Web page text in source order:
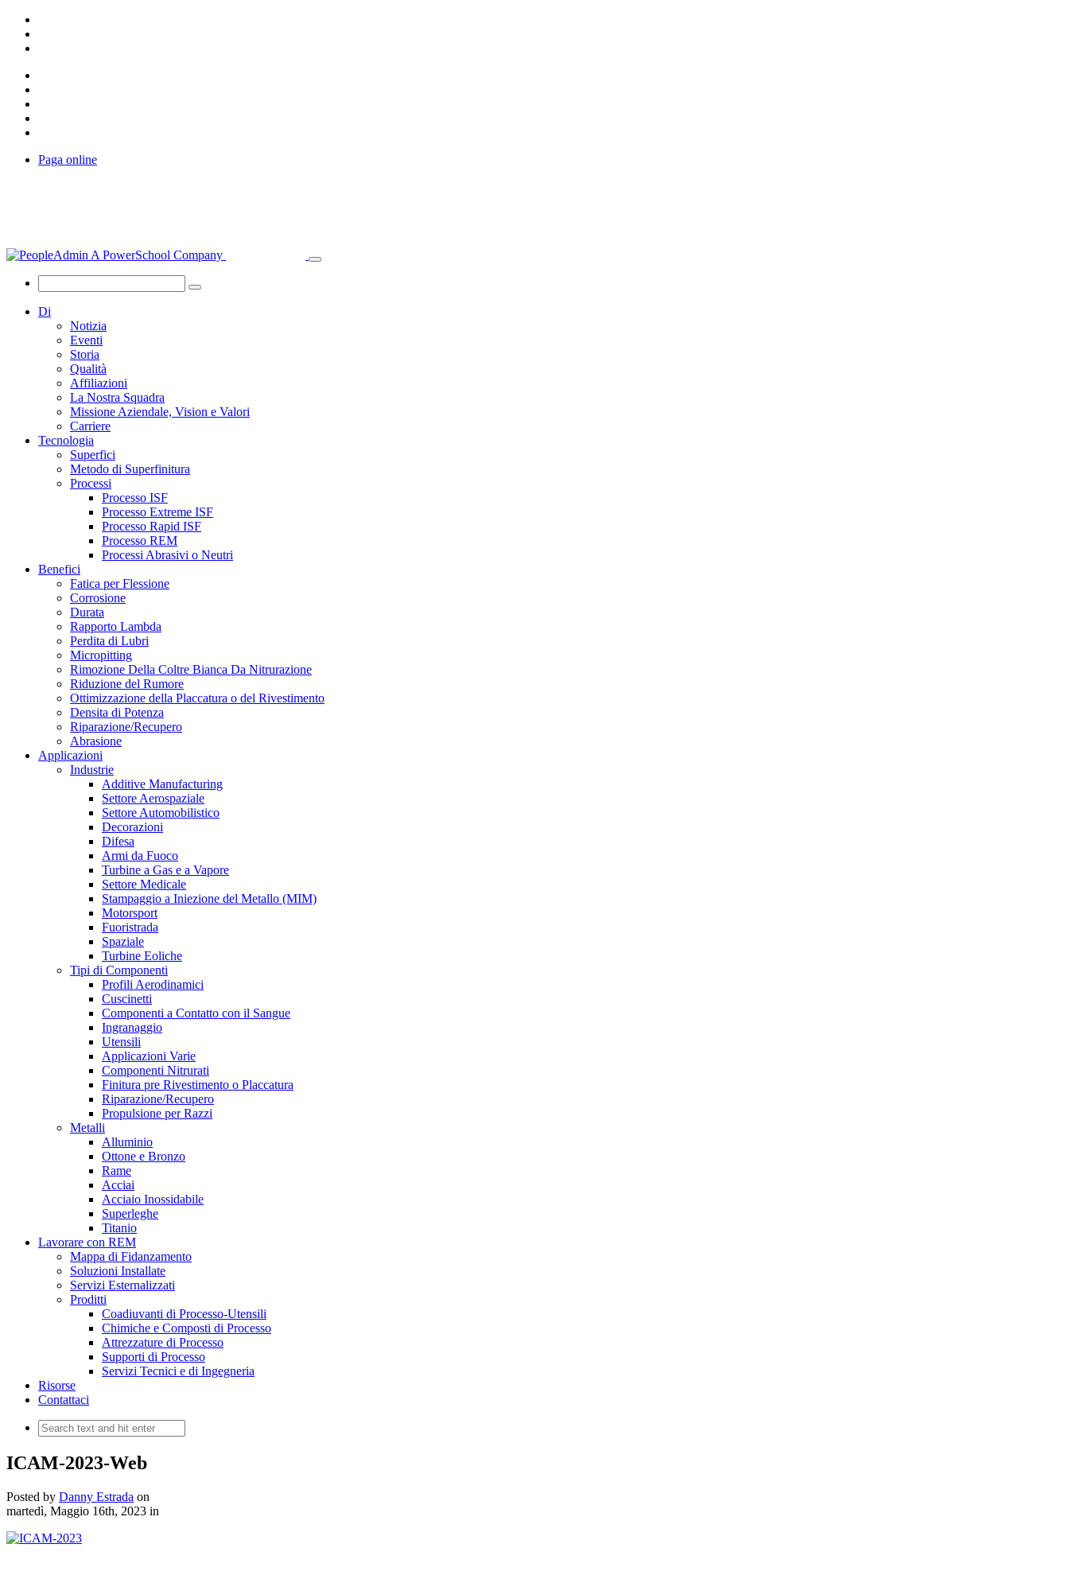
Paga online
Di
Notizia
Eventi
Storia
Qualità
Affiliazioni
La Nostra Squadra
Missione Aziendale, Vision e Valori
Carriere
Tecnologia
Superfici
Metodo di Superfinitura
Processi
Processo ISF
Processo Extreme ISF
Processo Rapid ISF
Processo REM
Processi Abrasivi o Neutri
Benefici
Fatica per Flessione
Corrosione
Durata
Rapporto Lambda
Perdita di Lubri
Micropitting
Rimozione Della Coltre Bianca Da Nitrurazione
Riduzione del Rumore
Ottimizzazione della Placcatura o del Rivestimento
Densita di Potenza
Riparazione/Recupero
Abrasione
Applicazioni
Industrie
Additive Manufacturing
Settore Aerospaziale
Settore Automobilistico
Decorazioni
Difesa
Armi da Fuoco
Turbine a Gas e a Vapore
Settore Medicale
Stampaggio a Iniezione del Metallo (MIM)
Motorsport
Fuoristrada
Spaziale
Turbine Eoliche
Tipi di Componenti
Profili Aerodinamici
Cuscinetti
Componenti a Contatto con il Sangue
Ingranaggio
Utensili
Applicazioni Varie
Componenti Nitrurati
Finitura pre Rivestimento o Placcatura
Riparazione/Recupero
Propulsione per Razzi
Metalli
Alluminio
Ottone e Bronzo
Rame
Acciai
Acciaio Inossidabile
Superleghe
Titanio
Lavorare con REM
Mappa di Fidanzamento
Soluzioni Installate
Servizi Esternalizzati
Proditti
Coadiuvanti di Processo-Utensili
Chimiche e Composti di Processo
Attrezzature di Processo
Supporti di Processo
Servizi Tecnici e di Ingegneria
Risorse
Contattaci
ICAM-2023-Web
Posted by Danny Estrada on
martedì, Maggio 16th, 2023 in